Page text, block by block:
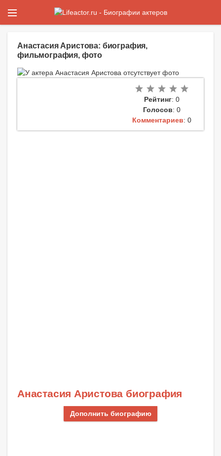
Анастасия Аристова: биография,
фильмография, фото
Рейтинг: 0
Голосов: 0
Комментариев: 0
Анастасия Аристова биография
Дополнить биографию